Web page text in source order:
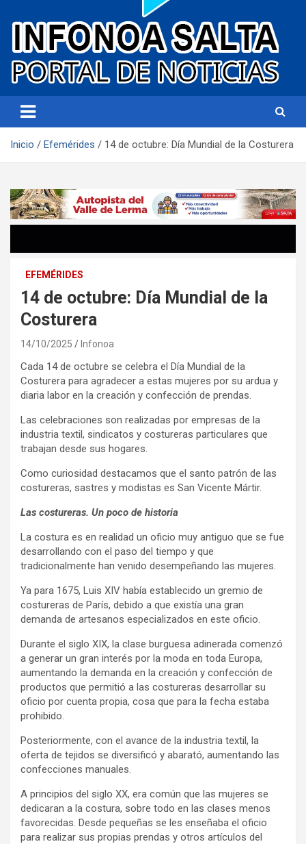
Infonoa Salta
Inicio Efemérides 14 de octubre: Día Mundial de la Costurera
EFEMÉRIDES
14 de octubre: Día Mundial de la
Costurera
14/10/2025 Infonoa
Cada 14 de octubre se celebra el Día Mundial de la
Costurera para agradecer a estas mujeres por su ardua y
diaria labor en la creación y confección de prendas.
Las celebraciones son realizadas por empresas de la
industria textil, sindicatos y costureras particulares que
trabajan desde sus hogares.
Como curiosidad destacamos que el santo patrón de las
costureras, sastres y modistas es San Vicente Mártir.
Las costureras. Un poco de historia
La costura es en realidad un oficio muy antiguo que se fue
desarrollando con el paso del tiempo y que
tradicionalmente han venido desempeñando las mujeres.
Ya para 1675, Luis XIV había establecido un gremio de
costureras de París, debido a que existía una gran
demanda de artesanos especializados en este oficio.
Durante el siglo XIX, la clase burguesa adinerada comenzó
a generar un gran interés por la moda en toda Europa,
aumentando la demanda en la creación y confección de
productos que permitió a las costureras desarrollar su
oficio por cuenta propia, cosa que para la fecha estaba
prohibido.
Posteriormente, con el avance de la industria textil, la
oferta de tejidos se diversificó y abarató, aumentando las
confecciones manuales.
A principios del siglo XX, era común que las mujeres se
dedicaran a la costura, sobre todo en las clases menos
favorecidas. Desde pequeñas se les enseñaba el oficio
para realizar sus propias prendas y otros artículos del